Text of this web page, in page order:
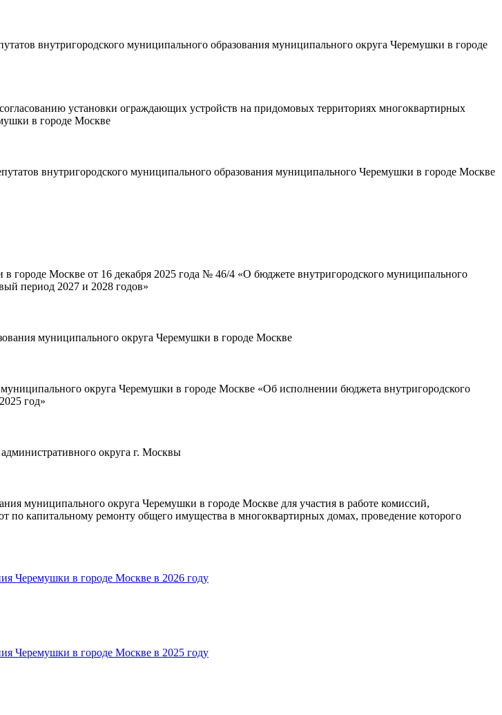
внутригородского муниципального образования муниципального округа Черемушки в городе
установки ограждающих устройств на придомовых территориях многоквартирных
в городе Москве
внутригородского муниципального образования муниципального Черемушки в городе Москве
Москве от 16 декабря 2025 года № 46/4 «О бюджете внутригородского муниципального
период 2027 и 2028 годов»
муниципального округа Черемушки в городе Москве
округа Черемушки в городе Москве «Об исполнении бюджета внутригородского
год»
округа г. Москвы
муниципального округа Черемушки в городе Москве для участия в работе комиссий,
капитальному ремонту общего имущества в многоквартирных домах, проведение которого
Черемушки в городе Москве в 2026 году
Черемушки в городе Москве в 2025 году